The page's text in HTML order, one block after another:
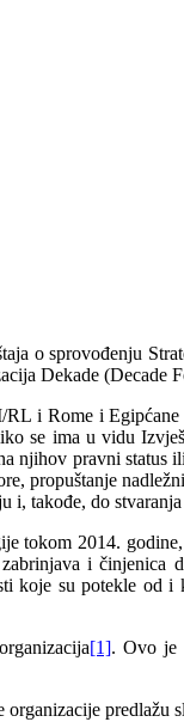
o sprovođenju
Dekade (Decade
i Rome i
se ima u vidu
pravni status
propuštanje
i, takođe, do
tokom 2014.
i
koje su potekle od
[1]. Ovo je
predlažu